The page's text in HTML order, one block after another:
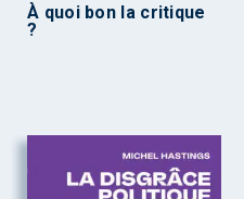
À quoi bon la critique
?